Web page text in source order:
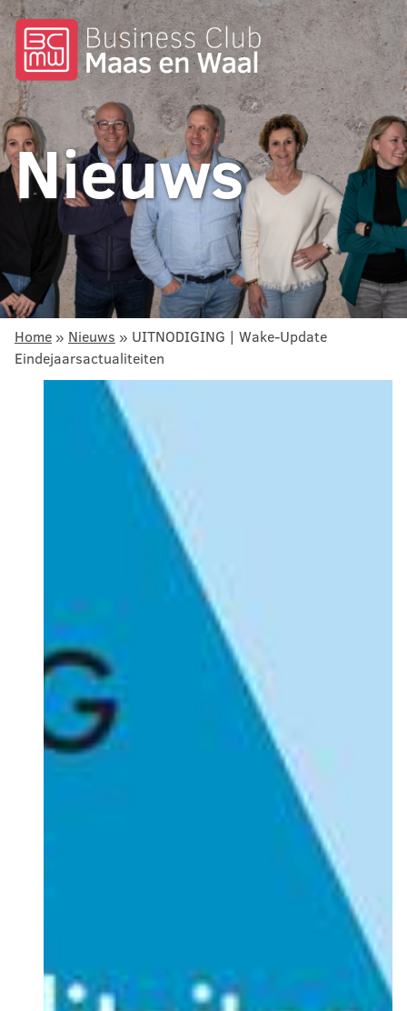
Nieuws
Home » Nieuws » UITNODIGING | Wake-Update
Eindejaarsactualiteiten